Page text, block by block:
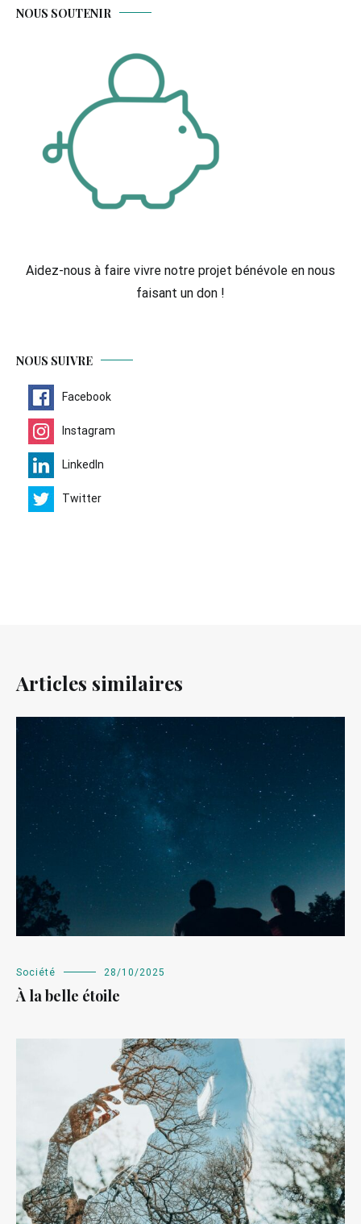
NOUS SOUTENIR
Aidez-nous à faire vivre notre projet bénévole en nous
faisant un don !
NOUS SUIVRE
Facebook
Instagram
LinkedIn
Twitter
Articles similaires
Société 28/10/2025
À la belle étoile